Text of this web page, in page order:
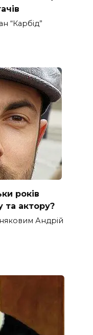
“Карбід”
років
актору?
Андрій